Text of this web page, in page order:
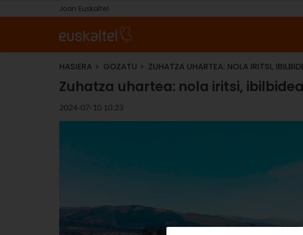
Joan Euskaltel
HASIERA GOZATU ZUHATZA UHARTEA: NOLA IRITSI,
Zuhatza uhartea: nola iritsi,
2024-07-10 10:23